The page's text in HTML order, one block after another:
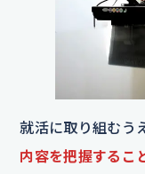
就活に取り組むう
内容を把握するこ